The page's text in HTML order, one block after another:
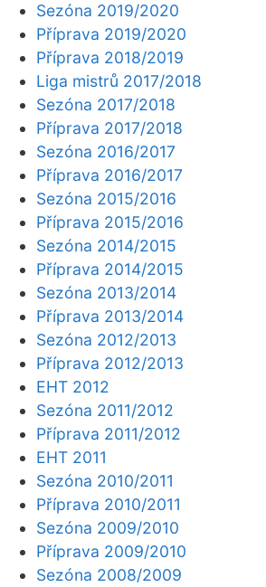
Sezóna 2019/2020
Příprava 2019/2020
Příprava 2018/2019
Liga mistrů 2017/2018
Sezóna 2017/2018
Příprava 2017/2018
Sezóna 2016/2017
Příprava 2016/2017
Sezóna 2015/2016
Příprava 2015/2016
Sezóna 2014/2015
Příprava 2014/2015
Sezóna 2013/2014
Příprava 2013/2014
Sezóna 2012/2013
Příprava 2012/2013
EHT 2012
Sezóna 2011/2012
Příprava 2011/2012
EHT 2011
Sezóna 2010/2011
Příprava 2010/2011
Sezóna 2009/2010
Příprava 2009/2010
Sezóna 2008/2009